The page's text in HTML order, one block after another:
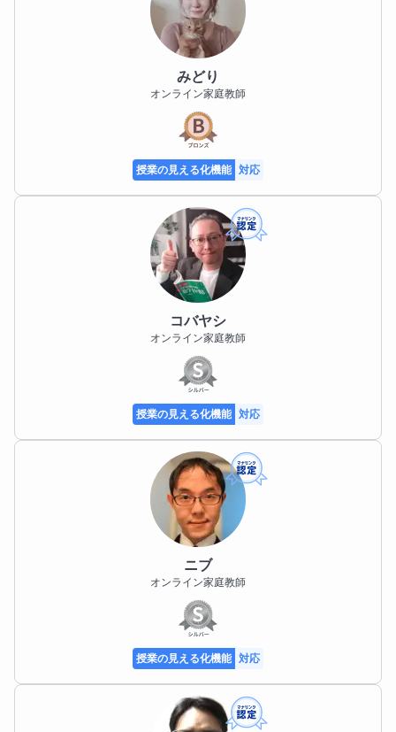
みどり
オンライン家庭教師
授業の見える化機能 対応
コバヤシ
オンライン家庭教師
授業の見える化機能 対応
ニブ
オンライン家庭教師
授業の見える化機能 対応